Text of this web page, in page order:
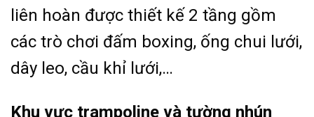
liên hoàn được thiết kế 2 tầng gồm
các trò chơi đấm boxing, ống chui lưới,
dây leo, cầu khỉ lưới,…
Khu vực trampoline và tường nhún